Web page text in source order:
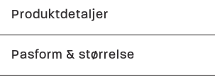
Produktdetaljer
Fast Dry teknologi.
Knappestolpe med tre knapper.
Pasform & størrelse